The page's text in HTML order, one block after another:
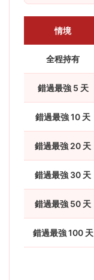
情境
全程持有
錯過最強 5 天
錯過最強 10 天
錯過最強 20 天
錯過最強 30 天
錯過最強 50 天
錯過最強 100 天